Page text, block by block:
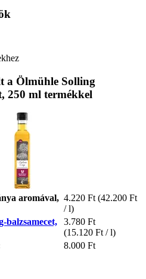
a Ölmühle Solling
250 ml termékkel
aromával, 4.220 Ft (42.200 Ft
/ l)
balzsamecet,
3.780 Ft
(15.120 Ft / l)
8.000 Ft